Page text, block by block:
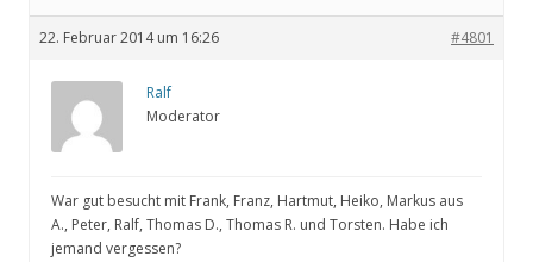
22. Februar 2014 um 16:26 #4801
Ralf
Moderator
War gut besucht mit Frank, Franz, Hartmut, Heiko, Markus aus
A., Peter, Ralf, Thomas D., Thomas R. und Torsten. Habe ich
jemand vergessen?